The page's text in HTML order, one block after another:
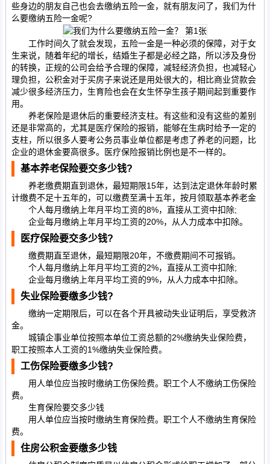
些身边的朋友自己也会去缴纳五险一金，就有朋友问了，我们为什
么要缴纳五险一金呢?
工作时间久了就会发现，五险一金是一种必须的保障，对于女
生来说，随着年纪的增长，结婚生子都是必经之路，所以涉及身份
的转换，正规的公司会给予合理的保障，减轻经济负担，也减轻心
理负担，公积金对于买房子来说还是用处很大的，相比商业贷款会
减少很多经济压力，生育险也会在女生怀孕生孩子期间起到重要作
用。
养老保险是退休后的重要经济支柱。有这些和没有这些的差别
还是非常高的，尤其是医疗保险的报销，能够在生病时给予一定的
支柱，所以很多人要考公务员事业单位都是考虑了养老的问题，比
企业的退休金要高很多。医疗保险报销比例也是不一样的。
基本养老保险要交多少钱?
养老缴费期直到退休，最短期限15年，达到法定退休年龄时累
计缴费不足十五年的，可以缴费至满十五年，按月领取基本养老金
个人每月缴纳上年月平均工资的8%，直接从工资中扣除;
企业每月缴纳上年月平均工资的20%，从人力成本中扣除。
医疗保险要交多少钱?
缴费期直至退休，最短期限20年，不缴费期间不可报销。
个人每月缴纳上年月平均工资的2%，直接从工资中扣除;
企业每月缴纳上年月平均工资的9%，从人力成本中扣除。
失业保险要缴多少钱?
缴纳一定期限后，可以在各个开具被动失业证明后，享受救济
金。
城镇企事业单位按照本单位工资总额的2%缴纳失业保险费，
职工按照本人工资的1%缴纳失业保险费。
工伤保险要缴多少钱?
用人单位应当按时缴纳工伤保险费。职工个人不缴纳工伤保险
费。
生育保险要交多少钱
用人单位应当按时缴纳生育保险费。职工个人不缴纳生育保险
费。
住房公积金要缴多少钱